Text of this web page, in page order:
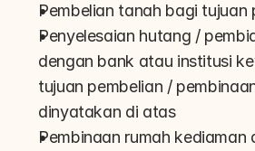
Pembelian tanah bagi tujuan
Penyelesaian hutang /
dengan bank atau institusi
tujuan pembelian /
dinyatakan di atas
Pembinaan rumah kediaman